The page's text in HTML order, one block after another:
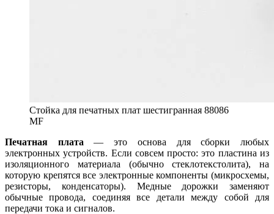
Стойка для печатных плат шестигранная 88086
MF
Печатная плата — это основа для сборки любых
электронных устройств. Если совсем просто: это пластина из
изоляционного материала (обычно стеклотекстолита), на
которую крепятся все электронные компоненты (микросхемы,
резисторы, конденсаторы). Медные дорожки заменяют
обычные провода, соединяя все детали между собой для
передачи тока и сигналов.